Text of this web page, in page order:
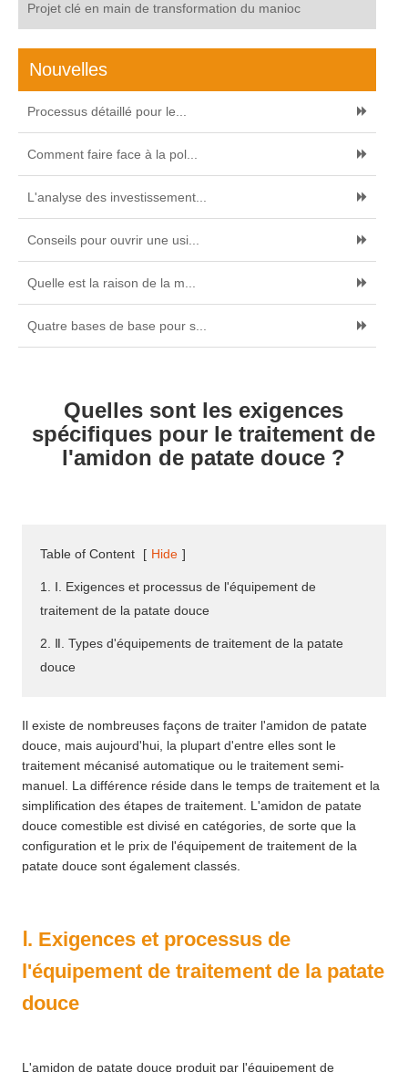
Projet clé en main de transformation du manioc
Nouvelles
Processus détaillé pour le...
Comment faire face à la pol...
L'analyse des investissement...
Conseils pour ouvrir une usi...
Quelle est la raison de la m...
Quatre bases de base pour s...
Quelles sont les exigences
spécifiques pour le traitement de
l'amidon de patate douce ?
Table of Content [ Hide ]
1. Ⅰ. Exigences et processus de l'équipement de
traitement de la patate douce
2. Ⅱ. Types d'équipements de traitement de la patate
douce
Il existe de nombreuses façons de traiter l'amidon de patate
douce, mais aujourd'hui, la plupart d'entre elles sont le
traitement mécanisé automatique ou le traitement semi-
manuel. La différence réside dans le temps de traitement et la
simplification des étapes de traitement. L'amidon de patate
douce comestible est divisé en catégories, de sorte que la
configuration et le prix de l'équipement de traitement de la
patate douce sont également classés.
Ⅰ. Exigences et processus de
l'équipement de traitement de la patate
douce
L'amidon de patate douce produit par l'équipement de